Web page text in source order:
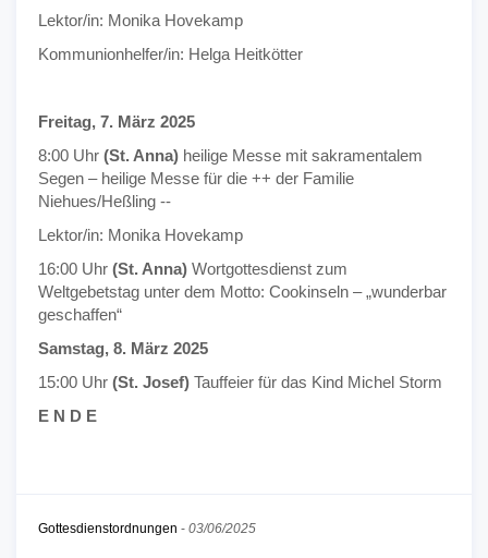
Lektor/in: Monika Hovekamp
Kommunionhelfer/in: Helga Heitkötter
Freitag, 7. März 2025
8:00 Uhr (St. Anna) heilige Messe mit sakramentalem
Segen – heilige Messe für die ++ der Familie
Niehues/Heßling --
Lektor/in: Monika Hovekamp
16:00 Uhr (St. Anna) Wortgottesdienst zum
Weltgebetstag unter dem Motto: Cookinseln – „wunderbar
geschaffen“
Samstag, 8. März 2025
15:00 Uhr (St. Josef) Tauffeier für das Kind Michel Storm
E N D E
Gottesdienstordnungen - 03/06/2025